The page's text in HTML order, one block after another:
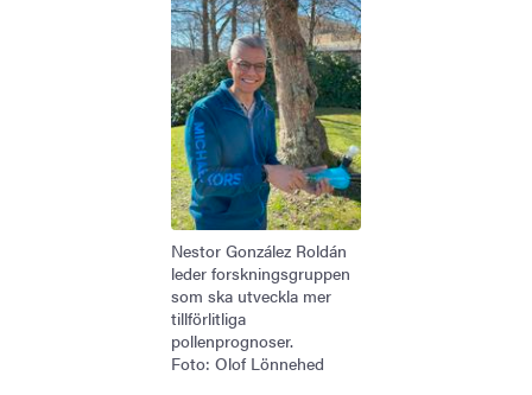
Nestor González Roldán
leder forskningsgruppen
som ska utveckla mer
tillförlitliga
pollenprognoser.
Foto: Olof Lönnehed